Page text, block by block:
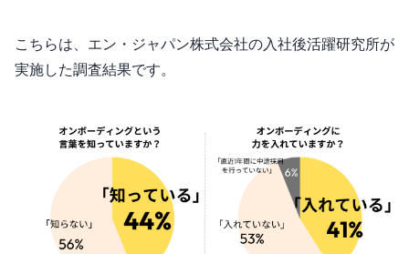
こちらは、エン・ジャパン株式会社の入社後活躍研究所が
実施した調査結果です。